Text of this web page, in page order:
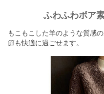
ふわふわボア
もこもこした羊のような質感
節も快適に過ごせます。